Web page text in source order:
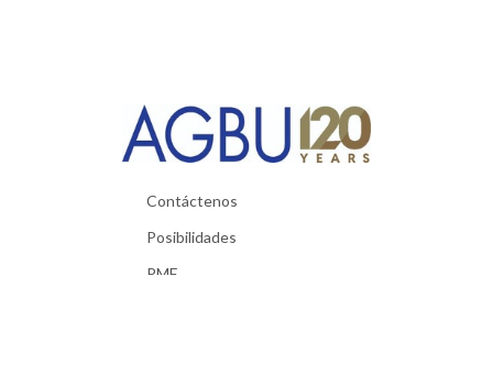
Contáctenos
Posibilidades
PMF